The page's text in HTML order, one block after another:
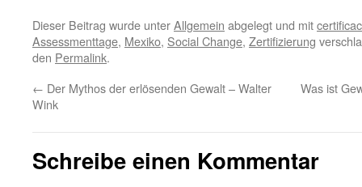
Dieser Beitrag wurde unterAllgemein abgelegt und mit
Assessmenttage, Mexiko, Social Change, Zertifizierung
den Permalink.
← Der Mythos der erlösenden Gewalt – Walter
Wink
Was ist
Schreibe einen Kommentar